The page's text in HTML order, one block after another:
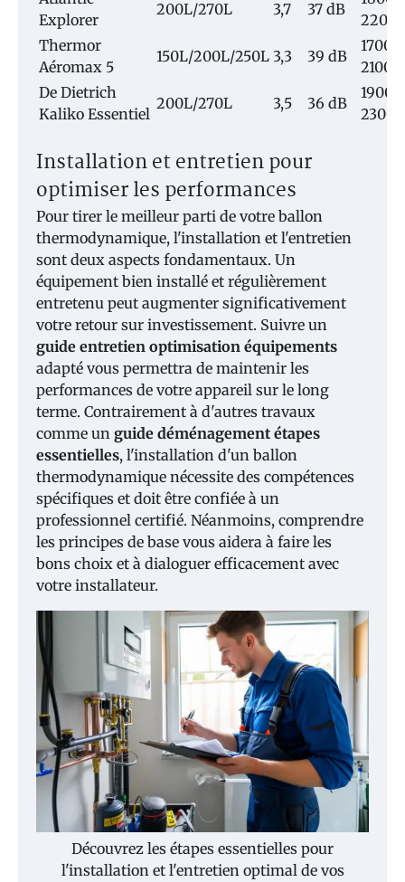
Explorer
200L/270L 3,7 37 dB
Thermor
Aéromax 5
150L/200L/250L 3,3 39 dB
1700-
2100€
De Dietrich
Kaliko Essentiel
200L/270L 3,5 36 dB
1900-
2300€
Installation et entretien pour
optimiser les performances
Pour tirer le meilleur parti de votre ballon
thermodynamique, l'installation et l'entretien
sont deux aspects fondamentaux. Un
équipement bien installé et régulièrement
entretenu peut augmenter significativement
votre retour sur investissement. Suivre un
guide entretien optimisation équipements
adapté vous permettra de maintenir les
performances de votre appareil sur le long
terme. Contrairement à d'autres travaux
comme un guide déménagement étapes
essentielles, l'installation d'un ballon
thermodynamique nécessite des compétences
spécifiques et doit être confiée à un
professionnel certifié. Néanmoins, comprendre
les principes de base vous aidera à faire les
bons choix et à dialoguer efficacement avec
votre installateur.
Découvrez les étapes essentielles pour
l'installation et l'entretien optimal de vos